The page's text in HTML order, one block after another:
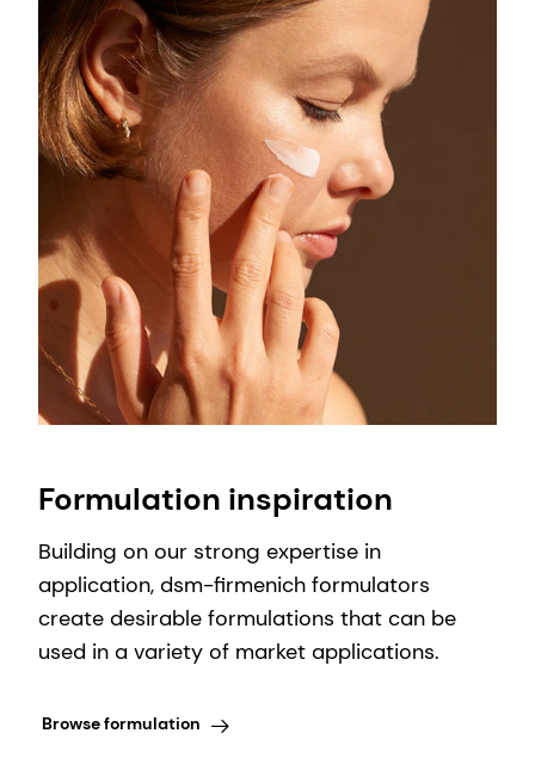
Formulation inspiration
Building on our strong expertise in
application, dsm-firmenich formulators
create desirable formulations that can be
used in a variety of market applications.
Browse formulation